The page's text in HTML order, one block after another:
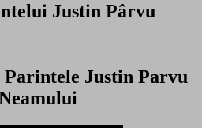
Justin Pârvu
Justin Parvu